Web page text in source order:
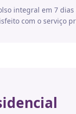
integral em 7
com o serviço